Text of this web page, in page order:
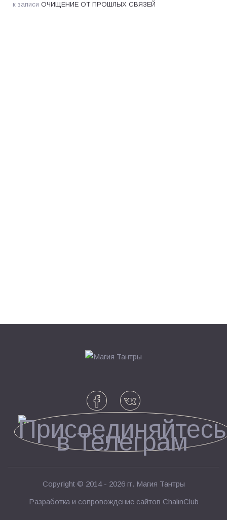
к записи ОЧИЩЕНИЕ ОТ ПРОШЛЫХ СВЯЗЕЙ
Copyright © 2014 - 2026 гг. Магия Тантры
Разработка и сопровождение сайтов ChalinClub